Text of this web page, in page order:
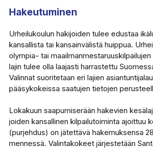
Hakeutuminen
Urheilukoulun hakijoiden tulee edustaa
kansallista tai kansainvälistä huippua.
olympia- tai
lajin tulee olla laajasti harrastettu
Valinnat suoritetaan eri lajien
pääsykokeissa saatujen tietojen
Lokakuun saapumiserään hakevien
joiden kansallinen kilpailutoiminta ajoittuu
(purjehdus) on jätettävä hakemuksensa
mennessä. Valintakokeet järjestetään